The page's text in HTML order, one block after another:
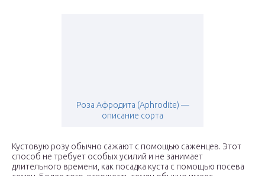
Роза Афродита (Aphrodite) —
описание сорта
Кустовую розу обычно сажают с помощью саженцев. Этот
способ не требует особых усилий и не занимает
длительного времени, как посадка куста с помощью посева